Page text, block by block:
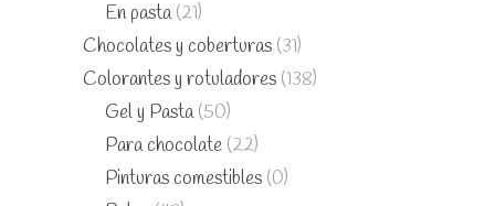
En pasta (21)
Chocolates y coberturas (31)
Colorantes y rotuladores (138)
Gel y Pasta (50)
Para chocolate (22)
Pinturas comestibles (0)